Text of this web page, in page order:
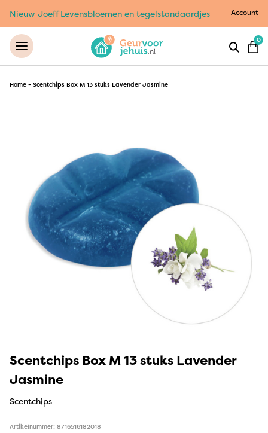
Nieuw Joeff Levensbloemen en tegelstandaardjes Account
0
Home - Scentchips Box M 13 stuks Lavender Jasmine
Scentchips Box M 13 stuks Lavender
Jasmine
Scentchips
Artikelnummer: 8716516182018